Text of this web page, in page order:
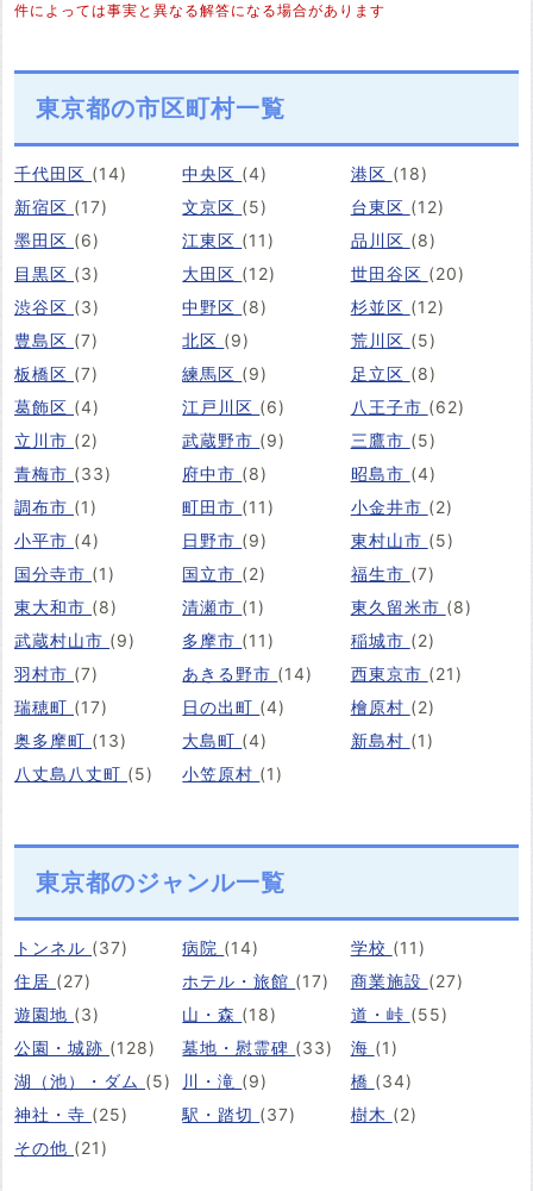
件によっては事実と異なる解答になる場合があります
東京都の市区町村一覧
千代田区 (14) 中央区 (4) 港区 (18)
新宿区 (17) 文京区 (5) 台東区 (12)
墨田区 (6) 江東区 (11) 品川区 (8)
目黒区 (3) 大田区 (12) 世田谷区 (20)
渋谷区 (3) 中野区 (8) 杉並区 (12)
豊島区 (7) 北区 (9) 荒川区 (5)
板橋区 (7) 練馬区 (9) 足立区 (8)
葛飾区 (4) 江戸川区 (6) 八王子市 (62)
立川市 (2) 武蔵野市 (9) 三鷹市 (5)
青梅市 (33) 府中市 (8) 昭島市 (4)
調布市 (1) 町田市 (11) 小金井市 (2)
小平市 (4) 日野市 (9) 東村山市 (5)
国分寺市 (1) 国立市 (2) 福生市 (7)
東大和市 (8) 清瀬市 (1) 東久留米市 (8)
武蔵村山市 (9) 多摩市 (11) 稲城市 (2)
羽村市 (7) あきる野市 (14) 西東京市 (21)
瑞穂町 (17) 日の出町 (4) 檜原村 (2)
奥多摩町 (13) 大島町 (4) 新島村 (1)
八丈島八丈町 (5) 小笠原村 (1)
東京都のジャンル一覧
トンネル (37) 病院 (14) 学校 (11)
住居 (27) ホテル・旅館 (17) 商業施設 (27)
遊園地 (3) 山・森 (18) 道・峠 (55)
公園・城跡 (128) 墓地・慰霊碑 (33) 海 (1)
湖（池）・ダム (5) 川・滝 (9) 橋 (34)
神社・寺 (25) 駅・踏切 (37) 樹木 (2)
その他 (21)